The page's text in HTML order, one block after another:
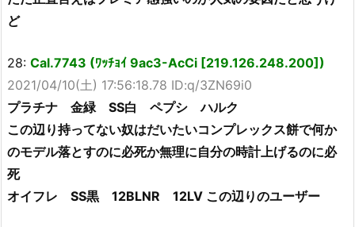
ど
28: Cal.7743 (ﾜｯﾁｮｲ 9ac3-AcCi [219.126.248.200])
2021/04/10(土) 17:56:18.78 ID:q/3ZN69i0
プラチナ 金緑 SS白 ペプシ ハルク
この辺り持ってない奴はだいたいコンプレックス餅で何か
のモデル落とすのに必死か無理に自分の時計上げるのに必
死
オイフレ SS黒 12BLNR 12LV この辺りのユーザー